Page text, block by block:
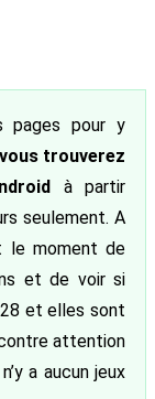
pages pour y
vous trouverez
à partir
seulement. A
le moment de
et de voir si
et elles sont
attention
a aucun jeux